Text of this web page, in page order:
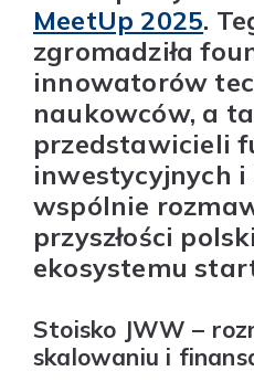
MeetUp 2025.
zgromadziła
innowatorów
naukowców, a
przedstawicieli
inwestycyjnych
wspólnie
przyszłości
ekosystemu
Stoisko JWW –
skalowaniu i